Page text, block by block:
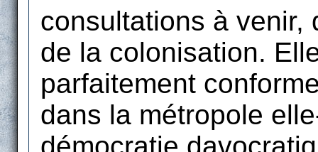
consultations à venir,
de la colonisation.
parfaitement
dans la métropole